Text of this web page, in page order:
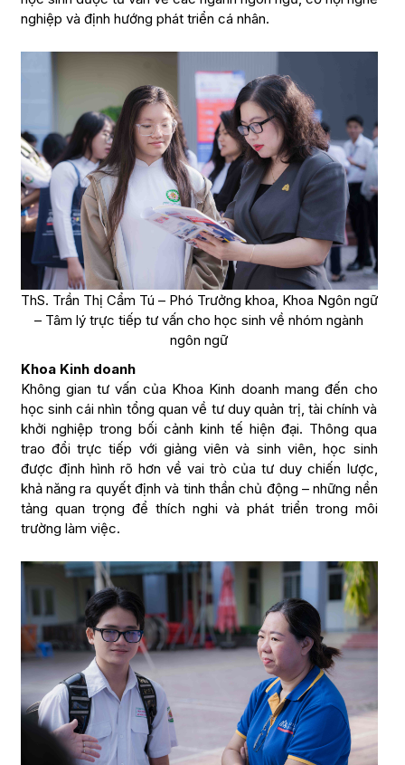
nghiệp và định hướng phát triển cá nhân.
ThS. Trần Thị Cẩm Tú – Phó Trưởng khoa, Khoa Ngôn ngữ
– Tâm lý trực tiếp tư vấn cho học sinh về nhóm ngành
ngôn ngữ
Khoa Kinh doanh
Không gian tư vấn của Khoa Kinh doanh mang đến cho
học sinh cái nhìn tổng quan về tư duy quản trị, tài chính và
khởi nghiệp trong bối cảnh kinh tế hiện đại. Thông qua
trao đổi trực tiếp với giảng viên và sinh viên, học sinh
được định hình rõ hơn về vai trò của tư duy chiến lược,
khả năng ra quyết định và tinh thần chủ động – những nền
tảng quan trọng để thích nghi và phát triển trong môi
trường làm việc.